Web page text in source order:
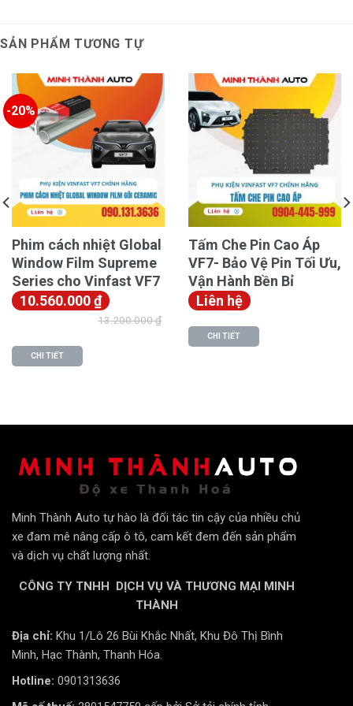
Lắp đặt Thanh Giằng Giảm Chấn Vinfast VF3 vị trí gầm
trước
Chương trình Ưu Đãi & Cam Kết Chất
Lượng
Khi lựa chọn dịch vụĐộ Thanh giằng giảm chấn
tại Minh Thành Auto, quý khách sẽ nhận
được:
Ưu đãi nhiều phần quà hấp dẫntheo các chương trình
khuyến mãi hiện hành.
Miễn Phí Công Lắp Đặt:
Toàn bộ chi phí thi công
chuyên nghiệp sẽ được miễn phí.
phẩm, mang lại sự an tâm tuyệt đối.
Cam Kết Chất Lượng: Sản phẩm sử dụng vật liệu cao
cấp, piston dầu áp lực cao và ống ty mạ crom siêu
SẢN PHẨM TƯƠNG TỰ
-20%
Phim cách nhiệt Global
Window Film Supreme
Series cho Vinfast VF7
10.560.000₫
13.200.000₫
CHI TIẾT
Tấm Che Pin Cao Áp
VF7- Bảo Vệ Pin Tối Ưu,
Vận Hành Bền Bỉ
Liên hệ
CHI TIẾT
Minh Thành Auto tự hào là đối tác tin cậy của nhiều chủ
xe đam mê nâng cấp ô tô, cam kết đem đến sản phẩm
và dịch vụ chất lượng nhất.
CÔNG TY TNHH DỊCH VỤ VÀ THƯƠNG MẠI MINH
THÀNH
Địa chỉ: Khu 1/Lô 26 Bùi Khắc Nhất, Khu Đô Thị Bình
Minh, Hạc Thành, Thanh Hóa.
Hotline: 0901313636